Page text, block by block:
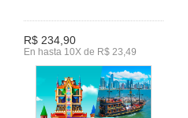
R$ 234,90
En hasta 10X de R$ 23,49